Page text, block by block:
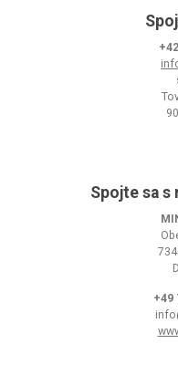
Spojte sa s
+49